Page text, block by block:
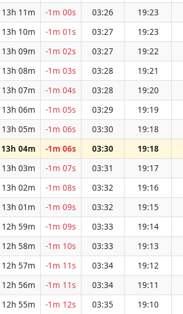
13h 11m -1m 00s 03:26 19:23
13h 10m -1m 01s 03:27 19:23
13h 09m -1m 02s 03:27 19:22
13h 08m -1m 03s 03:28 19:21
13h 07m -1m 04s 03:28 19:20
13h 06m -1m 05s 03:29 19:19
13h 05m -1m 06s 03:30 19:18
13h 04m -1m 06s 03:30 19:18
13h 03m -1m 07s 03:31 19:17
13h 02m -1m 08s 03:32 19:16
13h 01m -1m 09s 03:32 19:15
12h 59m -1m 09s 03:33 19:14
12h 58m -1m 10s 03:33 19:13
12h 57m -1m 11s 03:34 19:12
12h 56m -1m 11s 03:34 19:11
12h 55m -1m 12s 03:35 19:10